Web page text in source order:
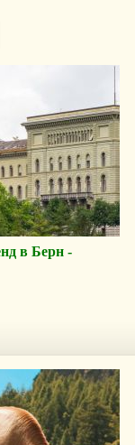
в Берн -